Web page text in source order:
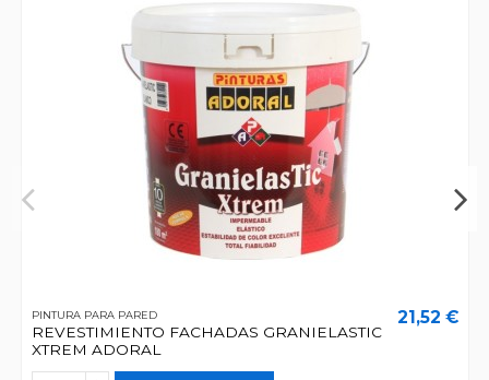
PINTURA PARA PARED
REVESTIMIENTO FACHADAS GRANIELASTIC
XTREM ADORAL
21,52 €